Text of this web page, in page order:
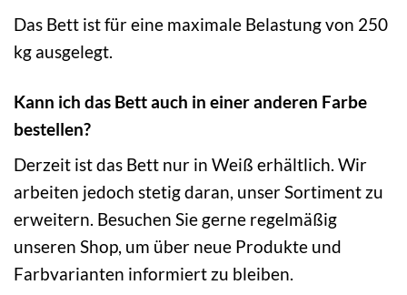
Das Bett ist für eine maximale Belastung von 250
kg ausgelegt.
Kann ich das Bett auch in einer anderen Farbe
bestellen?
Derzeit ist das Bett nur in Weiß erhältlich. Wir
arbeiten jedoch stetig daran, unser Sortiment zu
erweitern. Besuchen Sie gerne regelmäßig
unseren Shop, um über neue Produkte und
Farbvarianten informiert zu bleiben.